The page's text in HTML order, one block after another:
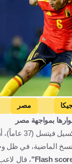
مصر
البرازيل
مصر
بمواجهة مصر
يرى الدولي
، قال